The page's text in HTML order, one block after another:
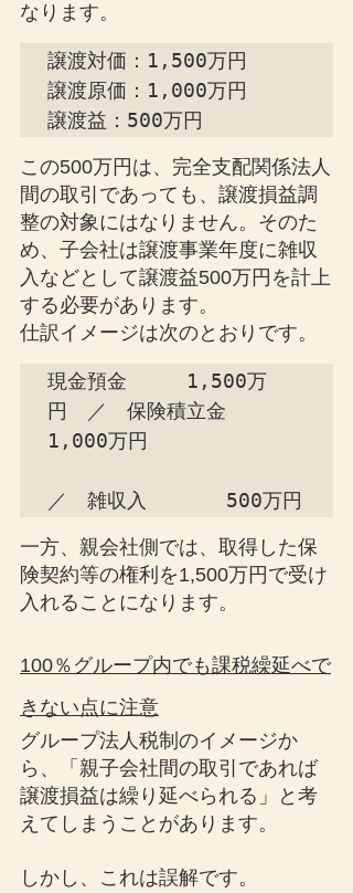
なります。
譲渡対価：1,500万円
譲渡原価：1,000万円
譲渡益：500万円
この500万円は、完全支配関係法人
間の取引であっても、譲渡損益調
整の対象にはなりません。そのた
め、子会社は譲渡事業年度に雑収
入などとして譲渡益500万円を計上
する必要があります。
仕訳イメージは次のとおりです。
現金預金　　　1,500万
円　／　保険積立金
1,000万円
／　雑収入　　　　500万円
一方、親会社側では、取得した保
険契約等の権利を1,500万円で受け
入れることになります。
100％グループ内でも課税繰延べで
きない点に注意
グループ法人税制のイメージか
ら、「親子会社間の取引であれば
譲渡損益は繰り延べられる」と考
えてしまうことがあります。
しかし、これは誤解です。